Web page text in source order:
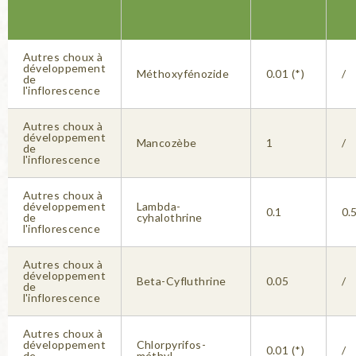
Autres choux à
développement
de
l'inflorescence
Méthoxyfénozide 0.01 (*) /
Autres choux à
développement
de
l'inflorescence
Mancozèbe 1 /
Autres choux à
développement
de
l'inflorescence
Lambda-
cyhalothrine
0.1
Autres choux à
développement
de
l'inflorescence
Beta-Cyfluthrine 0.05 /
Autres choux à
développement
Chlorpyrifos-
0.01 (*) /